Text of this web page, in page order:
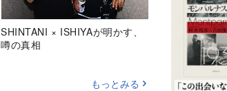
SHINTANI × ISHIYAが明かす、
噂の真相
もっとみる